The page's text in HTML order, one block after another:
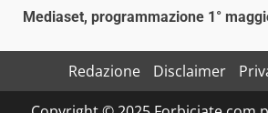
Mediaset, programmazione 1°
Redazione Disclaimer